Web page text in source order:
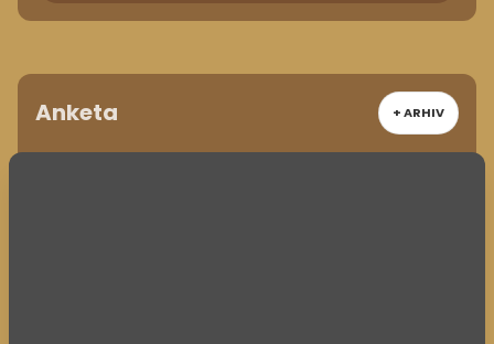
Anketa + ARHIV